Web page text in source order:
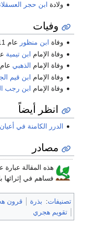
ولادة ابن حجر
وفيات
وفاة ابن منظور عام 711 هـ
وفاة الإمام ابن تيمية
وفاة الإمام الذهبي عام 748 هـ
وفاة الإمام ابن قيم
وفاة الإمام ابن رجب
انظر أيضاً
الدرر الكامنة في أعيان
مصادر
هذه المقالة عبارة
فساهم في إثرائها
تصنيفات: بذرة قرون
تقويم هجري